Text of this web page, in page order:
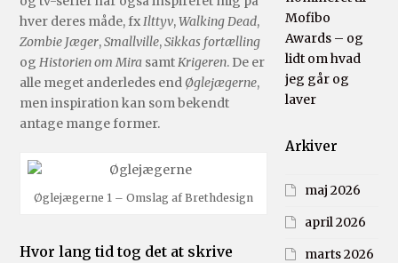
hver deres måde, fxIlttyv,Walking Dead,
Zombie Jæger,Smallville,Sikkas fortælling
ogHistorien om Mira samtKrigeren. De er
alle meget anderledes end Øglejægerne,
men inspiration kan som bekendt
antage mange former.
Øglejægerne 1 – Omslag af Brethdesign
Hvor lang tid tog det at skrive
Mofibo
Awards – og
lidt om hvad
jeg går og
laver
Arkiver
maj 2026
april 2026
marts 2026